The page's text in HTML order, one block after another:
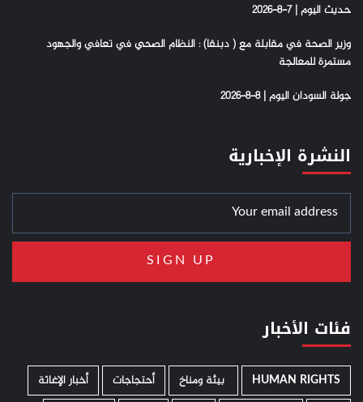
حديث اليوم | 7-8-2026
وزير الصحة في مقابلة مع ( دبنقا) : النظام الصحي في تعافي والجهود
مستمرة للمعالجة
جولة السودان اليوم | 8-8-2026
النشرة الإخبارية
فئات الأخبار
HUMAN RIGHTS ­ بيئة ومناخ أحتجاجات
أخبار الإغاثة